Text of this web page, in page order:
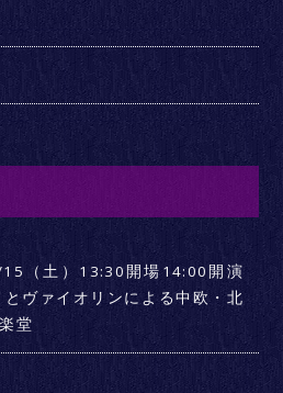
15（土）13:30開場14:00開演
ヴァイオリンによる中欧・北
堂